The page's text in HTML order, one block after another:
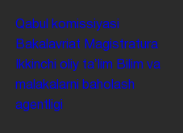
Qabul komissiyasi
Bakalavriat Magistratura
Ikkinchi oliy taʼlim Bilim va
malakalarni baholash
agentligi